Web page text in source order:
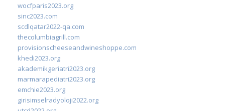
wocfparis2023.org
sinc2023.com
scdlqatar2022-qa.com
thecolumbiagrill.com
provisionscheeseandwineshoppe.com
khedi2023.org
akademikgeriatri2023.org
marmarapediatri2023.org
emchie2023.org
girisimselradyoloji2022.org